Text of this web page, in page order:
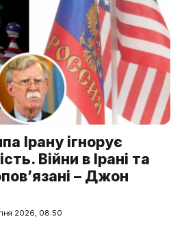
Ірану ігнорує
Війни в Ірані та
– Джон
2026, 08:50